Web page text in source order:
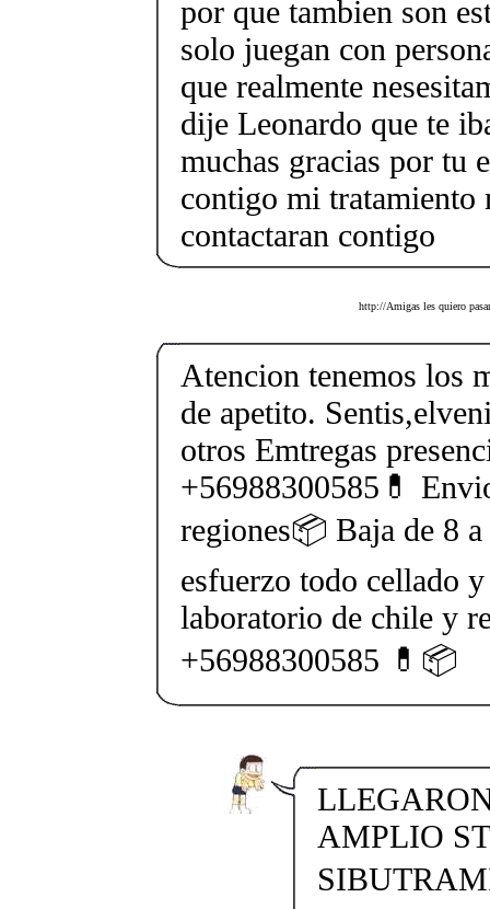
por que tambien son
solo juegan con
que realmente
dije Leonardo que te
muchas gracias por tu
contigo mi tratamiento
contactaran contigo
http://Amigas les quiero
Atencion tenemos los
de apetito.
otros Emtregas
+56988300585💊
regiones📦 Baja de 8
esfuerzo todo cellado
laboratorio de chile y
+56988300585 💊📦
AMPLIO